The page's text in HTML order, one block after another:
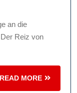
an die
Reiz von
READ MORE
READ
MORE